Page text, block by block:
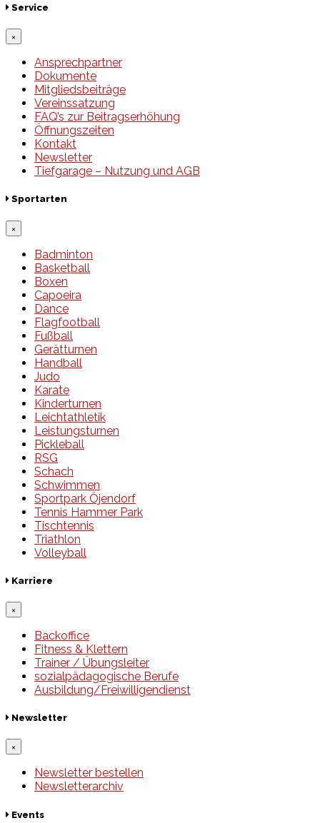
Service
×
Ansprechpartner
Dokumente
Mitgliedsbeiträge
Vereinssatzung
FAQ’s zur Beitragserhöhung
Öffnungszeiten
Kontakt
Newsletter
Tiefgarage – Nutzung und AGB
Sportarten
×
Badminton
Basketball
Boxen
Capoeira
Dance
Flagfootball
Fußball
Gerätturnen
Handball
Judo
Karate
Kinderturnen
Leichtathletik
Leistungsturnen
Pickleball
RSG
Schach
Schwimmen
Sportpark Öjendorf
Tennis Hammer Park
Tischtennis
Triathlon
Volleyball
Karriere
×
Backoffice
Fitness & Klettern
Trainer / Übungsleiter
sozialpädagogische Berufe
Ausbildung/Freiwilligendienst
Newsletter
×
Newsletter bestellen
Newsletterarchiv
Events